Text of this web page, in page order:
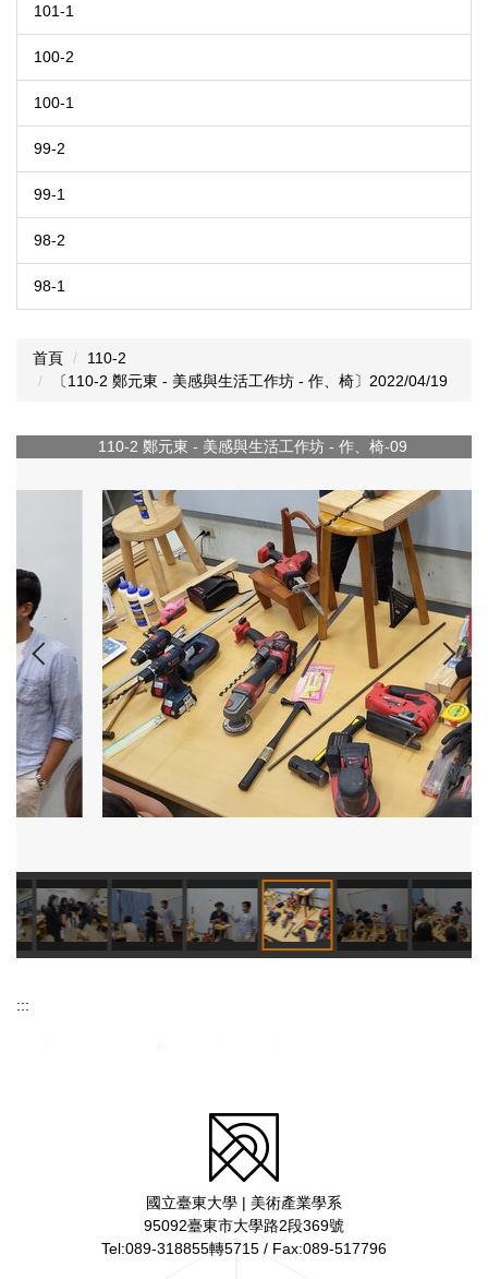
101-1
100-2
100-1
99-2
99-1
98-2
98-1
首頁
110-2
〔110-2 鄭元東 - 美感與生活工作坊 - 作、椅〕2022/04/19
110-2 鄭元東 - 美感與生活工作坊 - 作、椅-09
:::
國立臺東大學 | 美術產業學系
95092臺東市大學路2段369號
Tel:089-318855轉5715 / Fax:089-517796